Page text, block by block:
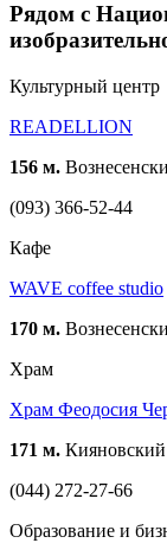
Рядом с
Культурный центр
READELLION
156 м.
(093) 366-52-44
Кафе
WAVE coffee studio
170 м.
Храм
Храм Феодосия
171 м.
(044) 272-27-66
Образование и